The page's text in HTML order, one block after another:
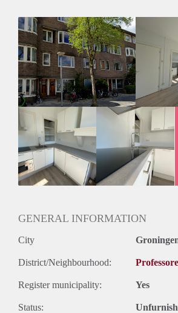
eenvoudig te bereiken.
Indeling
Bij binnenkomst kom je direct in de hal.
gemeenschappelijke woonkamer met
voldoende ruimte voor vier huisgenoten.
gerenoveerde keuken is van alle
ruime tuin op het zuiden biedt de hele
verdieping bevind zich de slaapkamer. De
afgewerkt en voorzien van alle moderne
Huurprijzen
De huurprijs is € 495,00 per maand
Vanwege het hoge aantal aanvragen
iedereen reageren. Wij nodigen
persoonlijk beantwoorden of
GENERAL INFORMATION
City
District/Neighbourhood:
Register municipality: Yes
Status: